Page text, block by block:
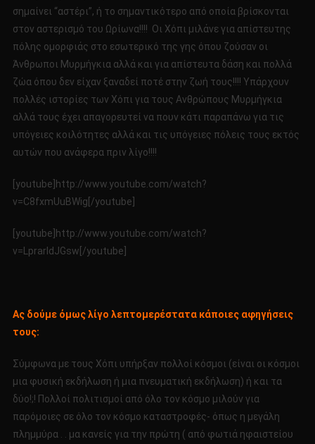
σημαίνει “αστέρι”, ή το σημαντικότερο από οποία βρίσκονται
στον αστερισμό του Ωρίωνα!!!! Οι Χόπι μιλάνε για απίστευτης
πόλης ομορφιάς στο εσωτερικό της γης όπου ζούσαν οι
Άνθρωποι Μυρμήγκια αλλά και για απίστευτα δάση και πολλά
ζώα όπου δεν είχαν ξαναδεί ποτέ στην ζωή τους!!!! Υπάρχουν
πολλές ιστορίες των Χόπι για τους Ανθρώπους Μυρμήγκια
αλλά τους έχει απαγορευτεί να πουν κάτι παραπάνω για τις
υπόγειες κοιλότητες αλλά και τις υπόγειες πόλεις τους εκτός
αυτών που ανάφερα πριν λίγο!!!!
[youtube]http://www.youtube.com/watch?
v=C8fxmUuBWig[/youtube]
[youtube]http://www.youtube.com/watch?
v=LprarIdJGsw[/youtube]
Ας δούμε όμως λίγο λεπτομερέστατα κάποιες αφηγήσεις
τους:
Σύμφωνα με τους Χόπι υπήρξαν πολλοί κόσμοι (είναι οι κόσμοι
μια φυσική εκδήλωση ή μια πνευματική εκδήλωση) ή και τα
δύο!;! Πολλοί πολιτισμοί από όλο τον κόσμο μιλούν για
παρόμοιες σε όλο τον κόσμο καταστροφές- όπως η μεγάλη
πλημμύρα . . μα κανείς για την πρώτη ( από φωτιά ηφαιστείου